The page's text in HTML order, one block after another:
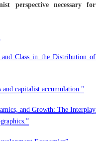
perspective necessary for
and Class in the Distribution of
and capitalist accumulation."
and Growth: The Interplay